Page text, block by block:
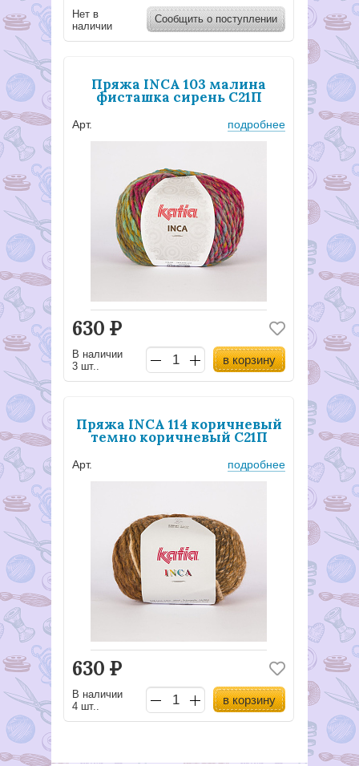
Нет в
наличии
Сообщить о поступлении
Пряжа INCA 103 малина
фисташка сирень С21П
Арт. подробнее
630 Р
В наличии
3 шт..
в корзину
Пряжа INCA 114 коричневый
темно коричневый С21П
Арт. подробнее
630 Р
В наличии
4 шт..
в корзину